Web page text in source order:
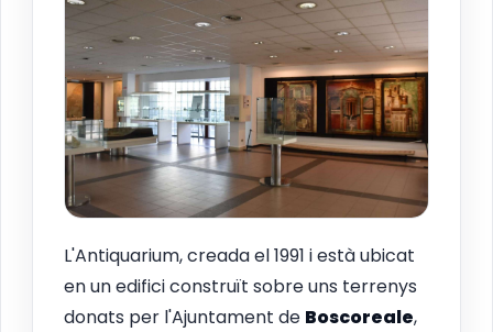
L'Antiquarium, creada el 1991 i està ubicat
en un edifici construït sobre uns terrenys
donats per l'Ajuntament de Boscoreale,